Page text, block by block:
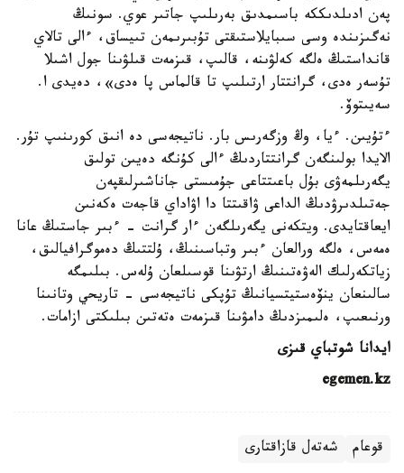
پەن ادىلدىككە باسىمدىق بەرىلىپ جاتىر عوي. سونىڭ
نەگىزىندە وسى سىبايلاستىقتى تۇبىرىمەن تىيساق، ءالى تالاي
قانداستىڭ ەلگە كەلۋىنە، قالىپ، قىزمەت قىلۋىنا جول اشىلا
تۇسەر ەدى، گرانتتار ارتىلىپ تا قالماس پا ەدى»، دەيدى ا.
سەيىتوۆ.
ءتۇيىن. ءيا، وڭ وزگەرىس بار. ناتيجەسى دە انىق كورىنىپ تۇر.
الايدا بولىنگەن گرانتتاردىڭ ءالى كۇنگە دەيىن تولىق
يگەرىلمەۋى بۇل باعىتتاعى جۇمىستى جاناشىرلىقپەن
جەتىلدىرۋدىڭ الداعى ۋاقىتتا دا اۋاداي قاجەت ەكەنىن
ايعاقتايدى. ويتكەنى يگەرىلگەن ءار گرانت - ءبىر جاستىڭ عانا
ەمەس، ەلگە ورالعان ءبىر وتباسىنىڭ، ۇلتتىڭ دەموگرافيالىق،
زياتكەرلىك الەۋەتىنىڭ ارتۋىنا قوسىلعان ۇلەس. بىلىمگە
سالىنعان ينۆەستيتسيانىڭ تۇپكى ناتيجەسى - تاريحي وتانىنا
ورنىعىپ، ەلىمىزدىڭ دامۋىنا قىزمەت ەتەتىن بىلىكتى ازامات.
ايدانا شوتباي قىزى
egemen.kz
قوعام شەتەل قازاقتارى